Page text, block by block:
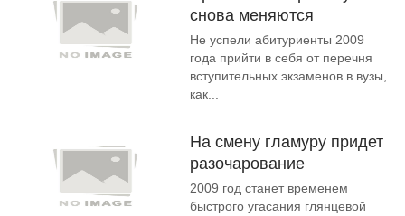
снова меняются
Не успели абитуриенты 2009
года прийти в себя от перечня
вступительных экзаменов в вузы,
как...
На смену гламуру придет
разочарование
2009 год станет временем
быстрого угасания глянцевой